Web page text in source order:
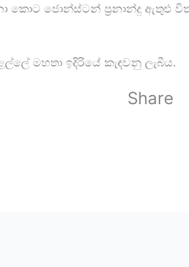
කොට ජොන්ස්ටන් ප්‍රනාන්දු ඇතුළු
මහතා ඉදිරියේ කැඳවනු ලැබීය.
Share